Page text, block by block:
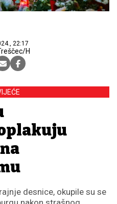
22:17
H
desnice, okupile su se